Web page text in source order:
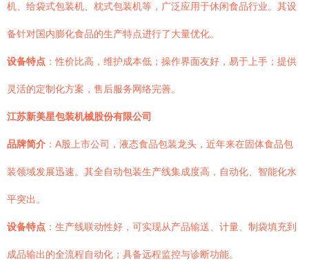
机、给袋式包装机、枕式包装机等，广泛应用于休闲食品行业。其设
备针对国内膨化食品的生产特点进行了大量优化。
设备特点 ：性价比高，维护成本低；操作界面友好，易于上手；提供
灵活的定制化方案，售后服务网络完善。
江苏新美星包装机械股份有限公司
品牌简介 ：A股上市公司，液态食品包装龙头，近年来在固体食品包
装领域发展迅速。其全自动包装生产线集成度高，自动化、智能化水
平突出。
设备特点 ：生产线联动性好，可实现从产品输送、计量、制袋填充到
成品输出的全流程自动化；具备远程监控与诊断功能。